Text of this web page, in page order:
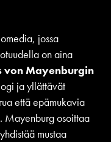
jossa
on aina
von Mayenburgin
ja yllättävät
että epämukavia
Mayenburg osoittaa
mustaa